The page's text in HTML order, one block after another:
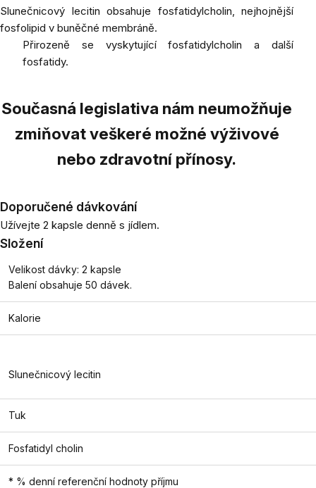
Slunečnicový lecitin obsahuje fosfatidylcholin, nejhojnější
fosfolipid v buněčné membráně.
Přirozeně se vyskytující fosfatidylcholin a další
fosfatidy.
Současná legislativa nám neumožňuje
zmiňovat veškeré možné výživové
nebo zdravotní přínosy.
Doporučené dávkování
Užívejte 2 kapsle denně s jídlem.
Složení
Velikost dávky: 2 kapsle
Balení obsahuje 50 dávek.
Kalorie
Slunečnicový lecitin
Tuk
Fosfatidyl cholin
* % denní referenční hodnoty příjmu